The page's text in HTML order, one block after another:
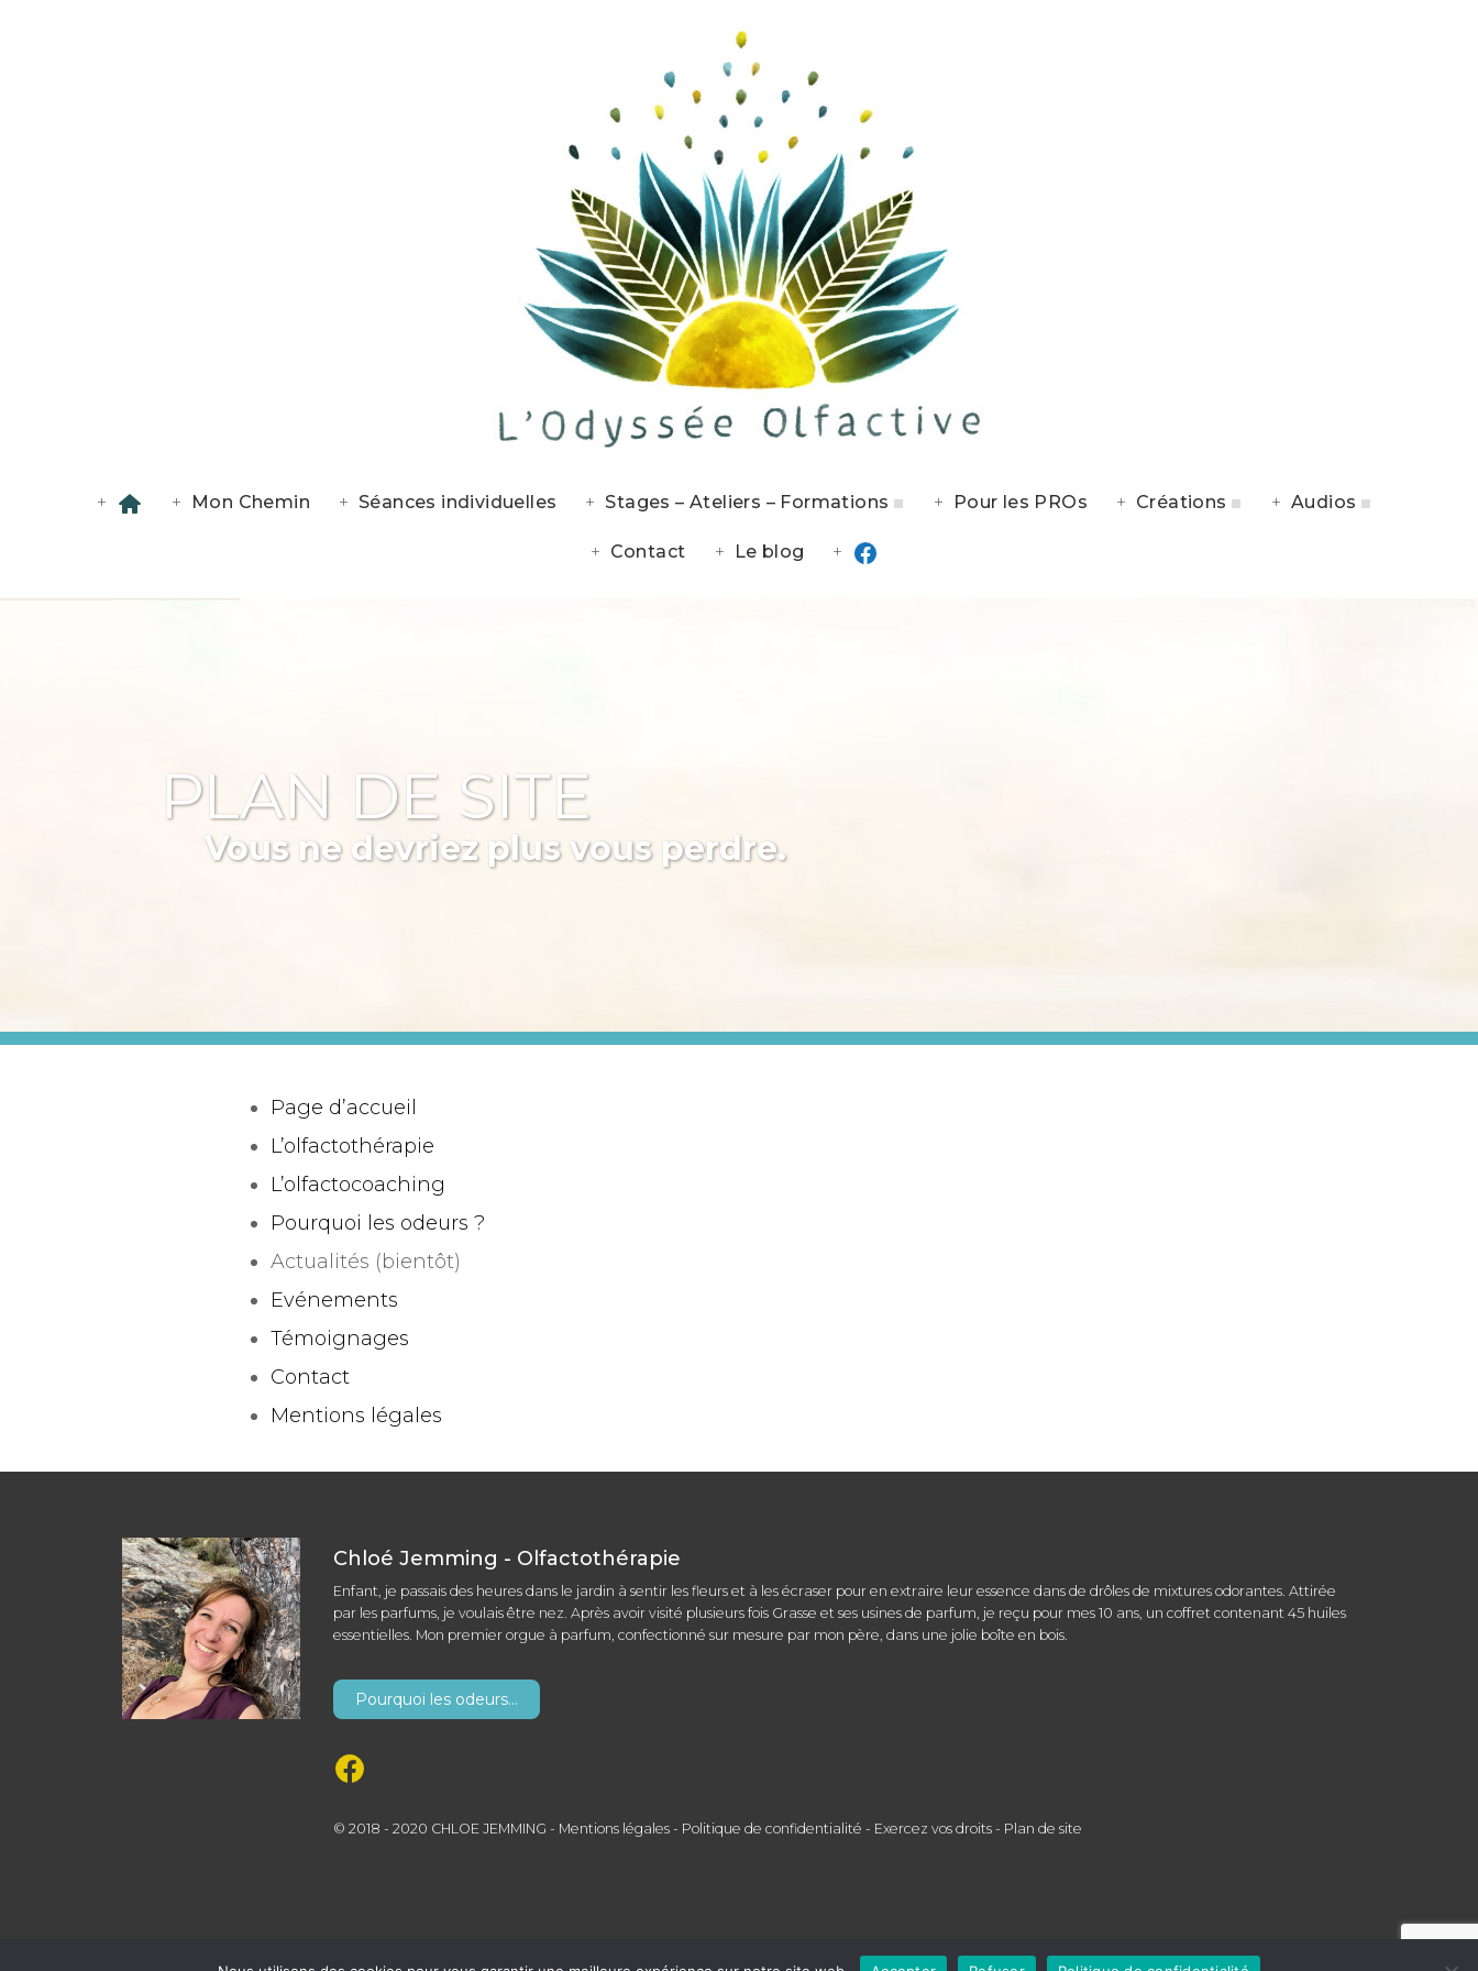
Mon Chemin Séances individuelles Stages – Ateliers – Formations Pour les PROs Créations Audios
Contact Le blog
PLAN DE SITE
Vous ne devriez plus vous perdre.
Page d’accueil
L’olfactothérapie
L’olfactocoaching
Pourquoi les odeurs ?
Actualités (bientôt)
Evénements
Témoignages
Contact
Mentions légales
Chloé Jemming - Olfactothérapie
Enfant, je passais des heures dans le jardin à sentir les fleurs et à les écraser pour en extraire leur essence dans de drôles de mixtures odorantes. Attirée
par les parfums, je voulais être nez. Après avoir visité plusieurs fois Grasse et ses usines de parfum, je reçu pour mes 10 ans, un coffret contenant 45 huiles
essentielles. Mon premier orgue à parfum, confectionné sur mesure par mon père, dans une jolie boîte en bois.
Pourquoi les odeurs...
© 2018 - 2020 CHLOE JEMMING - Mentions légales- Politique de confidentialité - Exercez vos droits- Plan de site